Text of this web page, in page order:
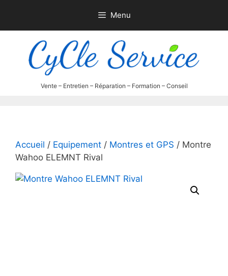
contenu
Menu
Accueil / Equipement / Montres et GPS / Montre
Wahoo ELEMNT Rival